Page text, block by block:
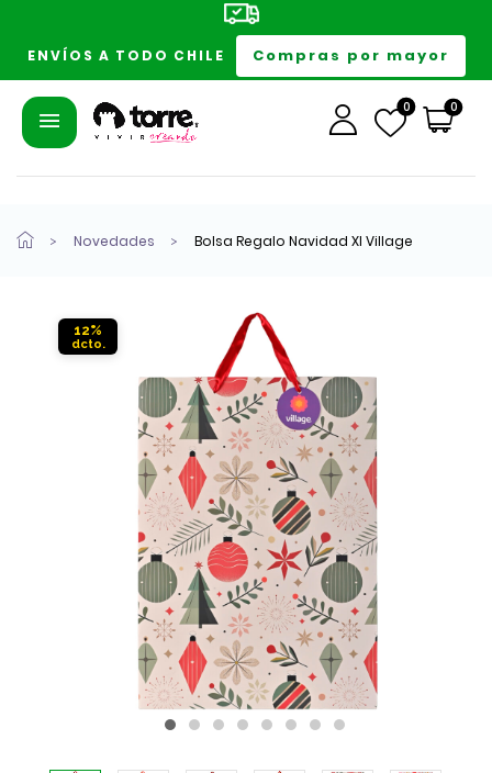
ENVÍOS A TODO CHILE Compras por mayor
0 0
Novedades Bolsa Regalo Navidad Xl Village
12%